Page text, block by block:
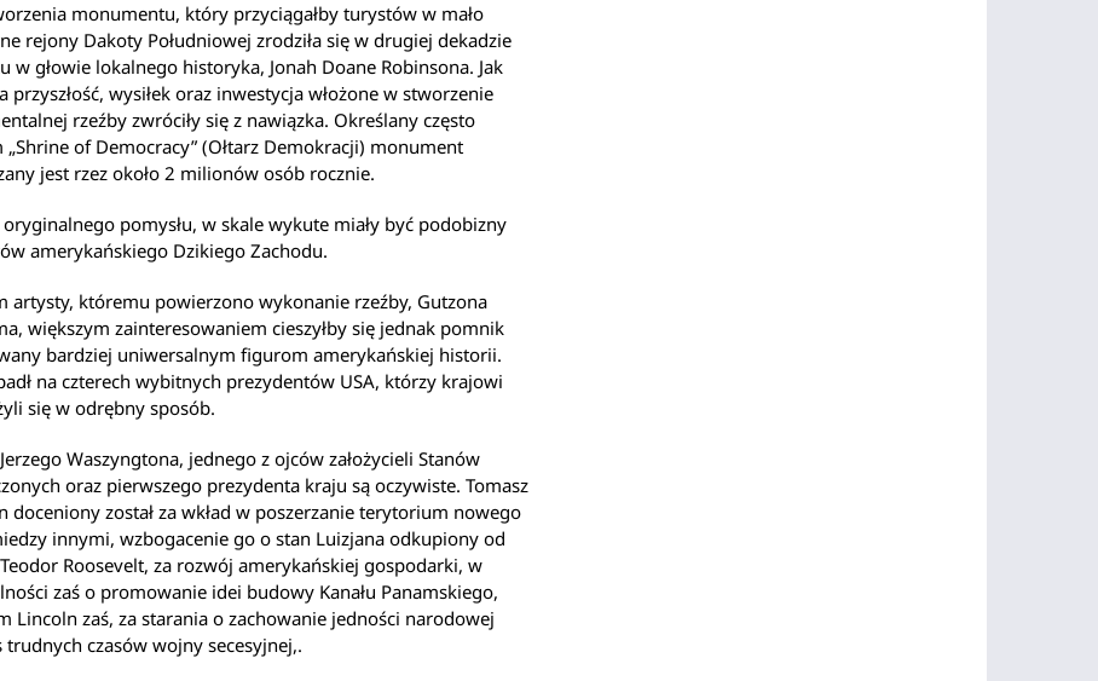
monumentu, który przyciągałby turystów w mało
rejony Dakoty Południowej zrodziła się w drugiej dekadzie
w głowie lokalnego historyka, Jonah Doane Robinsona. Jak
przyszłość, wysiłek oraz inwestycja włożone w stworzenie
rzeźby zwróciły się z nawiązka. Określany często
„Shrine of Democracy” (Ołtarz Demokracji) monument
jest rzez około 2 milionów osób rocznie.
oryginalnego pomysłu, w skale wykute miały być podobizny
amerykańskiego Dzikiego Zachodu.
artysty, któremu powierzono wykonanie rzeźby, Gutzona
większym zainteresowaniem cieszyłby się jednak pomnik
bardziej uniwersalnym figurom amerykańskiej historii.
na czterech wybitnych prezydentów USA, którzy krajowi
się w odrębny sposób.
Waszyngtona, jednego z ojców założycieli Stanów
oraz pierwszego prezydenta kraju są oczywiste. Tomasz
doceniony został za wkład w poszerzanie terytorium nowego
innymi, wzbogacenie go o stan Luizjana odkupiony od
Roosevelt, za rozwój amerykańskiej gospodarki, w
zaś o promowanie idei budowy Kanału Panamskiego,
Lincoln zaś, za starania o zachowanie jedności narodowej
trudnych czasów wojny secesyjnej,.